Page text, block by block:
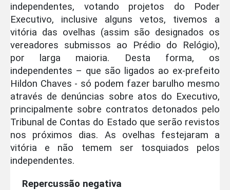
independentes, votando projetos do Poder
Executivo, inclusive alguns vetos, tivemos a
vitória das ovelhas (assim são designados os
vereadores submissos ao Prédio do Relógio),
por larga maioria. Desta forma, os
independentes – que são ligados ao ex-prefeito
Hildon Chaves - só podem fazer barulho mesmo
através de denúncias sobre atos do Executivo,
principalmente sobre contratos detonados pelo
Tribunal de Contas do Estado que serão revistos
nos próximos dias. As ovelhas festejaram a
vitória e não temem ser tosquiados pelos
independentes.
Repercussão negativa